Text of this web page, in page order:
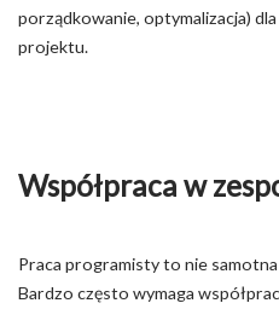
porządkowanie, optymalizacja)
projektu.
Współpraca w
Praca programisty to nie
Bardzo często wymaga